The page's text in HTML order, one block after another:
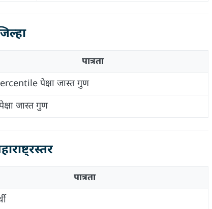
पात्रता
पेक्षा जास्त गुण
जास्त गुण
पात्रता